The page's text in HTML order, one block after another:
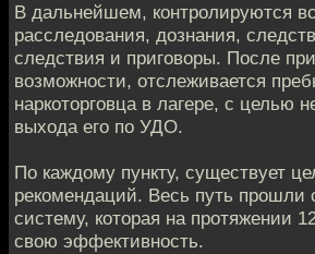
В дальнейшем, контролируются
расследования, дознания,
следствия и приговоры. После
возможности, отслеживается
наркоторговца в лагере, с целью
выхода его по УДО.
По каждому пункту, существует
рекомендаций. Весь путь прошли
систему, которая на протяжении
свою эффективность.